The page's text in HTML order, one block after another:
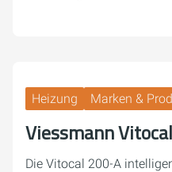
Heizung Marken &
Viessmann
Die Vitocal 200-A